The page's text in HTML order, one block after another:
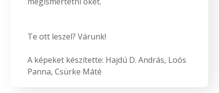
Te ott leszel? Várunk!
A képeket készítette: Hajdú D. András, Loós
Panna, Csürke Máté